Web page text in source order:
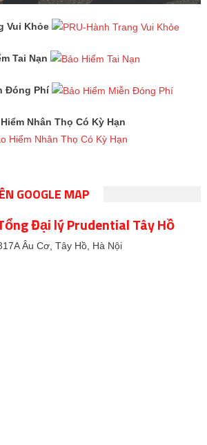
Vui Khỏe
Tai Nạn
Đóng Phí
Nhân Thọ Có Kỳ Hạn
GOOGLE MAP
Đại lý Prudential Tây Hồ
Âu Cơ, Tây Hồ, Hà Nội